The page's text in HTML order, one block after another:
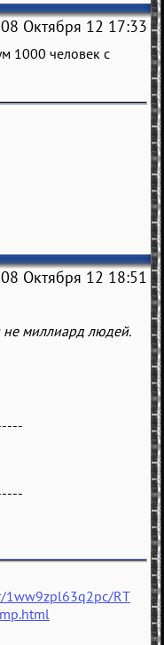
08 Октября 12 17:33
1000 человек с
08 Октября 12 18:51
не миллиард людей.
1ww9zpl63q2pc/RT